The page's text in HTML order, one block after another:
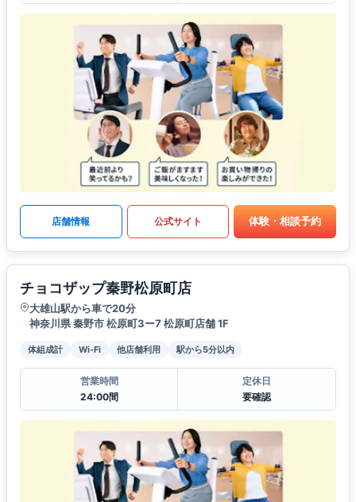
店舗情報 公式サイト 体験・相談予約
チョコザップ秦野松原町店
大雄山駅から車で20分
神奈川県 秦野市 松原町3ー7 松原町店舗 1F
体組成計 Wi-Fi 他店舗利用 駅から5分以内
営業時間
24:00間
定休日
要確認